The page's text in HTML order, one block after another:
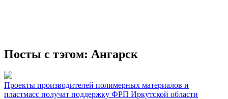
Посты с тэгом: Ангарск
Проекты производителей полимерных материалов и
пластмасс получат поддержку ФРП Иркутской области